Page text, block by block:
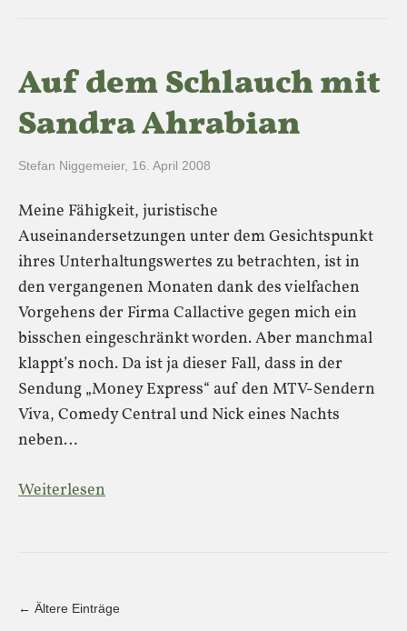
Auf dem Schlauch mit
Sandra Ahrabian
Stefan Niggemeier, 16. April 2008
Meine Fähigkeit, juristische
Auseinandersetzungen unter dem Gesichtspunkt
ihres Unterhaltungswertes zu betrachten, ist in
den vergangenen Monaten dank des vielfachen
Vorgehens der Firma Callactive gegen mich ein
bisschen eingeschränkt worden. Aber manchmal
klappt’s noch. Da ist ja dieser Fall, dass in der
Sendung „Money Express“ auf den MTV-Sendern
Viva, Comedy Central und Nick eines Nachts
neben…
Weiterlesen
← Ältere Einträge